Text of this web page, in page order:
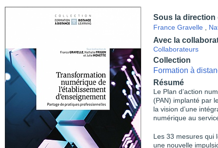
Sous la direction
France Gravelle
Avec la
Collaborateurs
Collection
Formation à
Résumé
Le Plan d’action
(PAN) implanté par
la vision d’une
numérique au
Les 33 mesures qui
une nouvelle